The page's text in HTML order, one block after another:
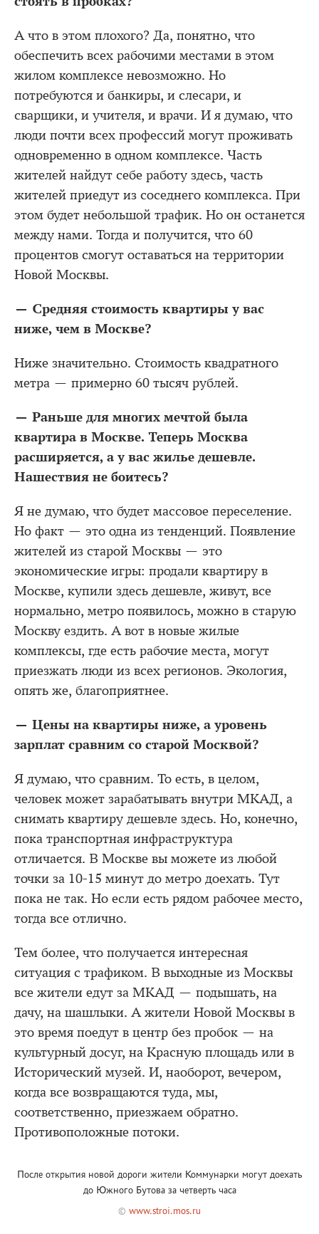
А что в этом плохого? Да, понятно, что
обеспечить всех рабочими местами в этом
жилом комплексе невозможно. Но
потребуются и банкиры, и слесари, и
сварщики, и учителя, и врачи. И я думаю, что
люди почти всех профессий могут проживать
одновременно в одном комплексе. Часть
жителей найдут себе работу здесь, часть
жителей приедут из соседнего комплекса. При
этом будет небольшой трафик. Но он останется
между нами. Тогда и получится, что 60
процентов смогут оставаться на территории
Новой Москвы.
— Средняя стоимость квартиры у вас
ниже, чем в Москве?
Ниже значительно. Стоимость квадратного
метра — примерно 60 тысяч рублей.
— Раньше для многих мечтой была
квартира в Москве. Теперь Москва
расширяется, а у вас жилье дешевле.
Нашествия не боитесь?
Я не думаю, что будет массовое переселение.
Но факт — это одна из тенденций. Появление
жителей из старой Москвы — это
экономические игры: продали квартиру в
Москве, купили здесь дешевле, живут, все
нормально, метро появилось, можно в старую
Москву ездить. А вот в новые жилые
комплексы, где есть рабочие места, могут
приезжать люди из всех регионов. Экология,
опять же, благоприятнее.
— Цены на квартиры ниже, а уровень
зарплат сравним со старой Москвой?
Я думаю, что сравним. То есть, в целом,
человек может зарабатывать внутри МКАД, а
снимать квартиру дешевле здесь. Но, конечно,
пока транспортная инфраструктура
отличается. В Москве вы можете из любой
точки за 10-15 минут до метро доехать. Тут
пока не так. Но если есть рядом рабочее место,
тогда все отлично.
Тем более, что получается интересная
ситуация с трафиком. В выходные из Москвы
все жители едут за МКАД — подышать, на
дачу, на шашлыки. А жители Новой Москвы в
это время поедут в центр без пробок — на
культурный досуг, на Красную площадь или в
Исторический музей. И, наоборот, вечером,
когда все возвращаются туда, мы,
соответственно, приезжаем обратно.
Противоположные потоки.
После открытия новой дороги жители Коммунарки могут доехать
до Южного Бутова за четверть часа
© www.stroi.mos.ru